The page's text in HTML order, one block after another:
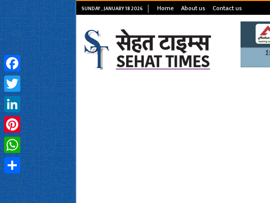
SUNDAY , JANUARY 18 2026 Home About us Contact us
Facebook
Twitter
LinkedIn
Pinterest
WhatsApp
Share